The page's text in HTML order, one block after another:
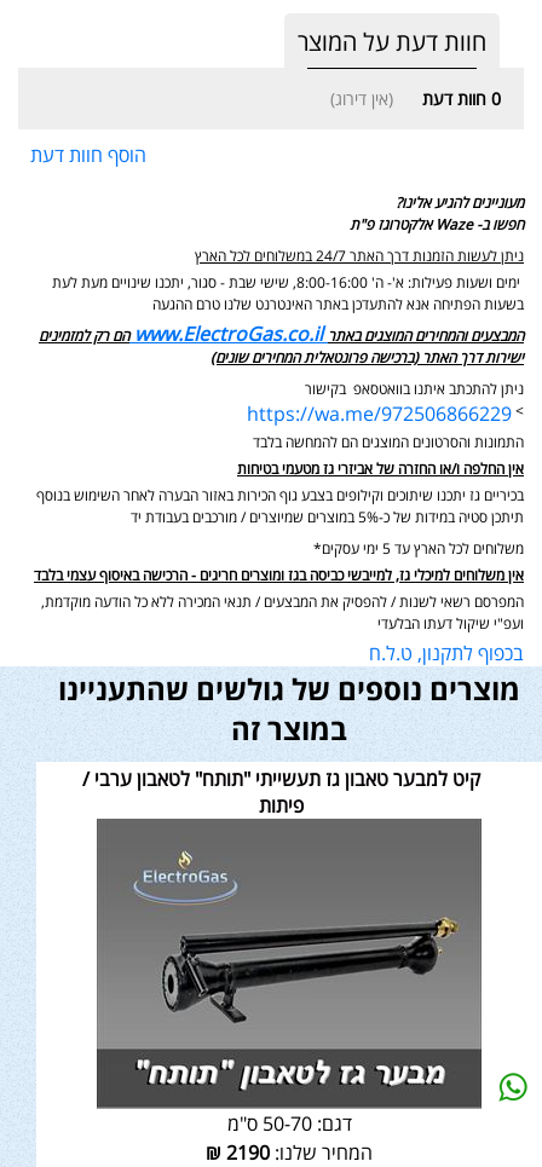
חוות דעת על המוצר
0 חוות דעת (אין דירוג)
הוסף חוות דעת
מעוניינים להגיע אלינו?
חפשו ב- Waze אלקטרוגז פ"ת
ניתן לעשות הזמנות דרך האתר 24/7 במשלוחים לכל הארץ
ימים ושעות פעילות: א'- ה' 8:00-16:00, שישי שבת - סגור,
יתכנו שינויים מעת לעת
בשעות הפתיחה אנא להתעדכן באתר האינטרנט שלנו טרם ההגעה
המבצעים והמחירים המוצגים באתר www.ElectroGas.co.il הם רק למזמינים
ישירות דרך האתר (ברכישה פרונטאלית המחירים שונים)
ניתן להתכתב איתנו בוואטסאפ בקישור
>
https://wa.me/972506866229
התמונות והסרטונים המוצגים הם להמחשה בלבד
אין החלפה ו/או החזרה של אביזרי גז מטעמי בטיחות
בכיריים גז יתכנו שיתוכים וקילופים בצבע גוף הכירות באזור הבערה לאחר השימוש בנוסף
תיתכן סטיה במידות של כ-5% במוצרים שמיוצרים / מורכבים בעבודת יד
משלוחים לכל הארץ עד 5 ימי עסקים*
אין משלוחים למיכלי גז, למייבשי כביסה בגז ומוצרים חריגים - הרכישה באיסוף עצמי בלבד
המפרסם רשאי לשנות / להפסיק את המבצעים / תנאי המכירה ללא כל הודעה מוקדמת,
ועפ"י שיקול דעתו הבלעדי
בכפוף לתקנון, ט.ל.ח
מוצרים נוספים של גולשים שהתעניינו
במוצר זה
קיט למבער טאבון גז תעשייתי "תותח" לטאבון ערבי /
פיתות
דגם: 50-70 ס"מ
המחיר שלנו: 2190
₪